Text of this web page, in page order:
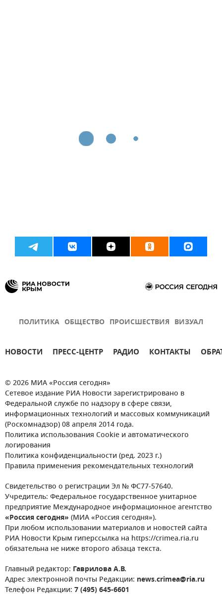
ПОЛИТИКА ОБЩЕСТВО ПРОИСШЕСТВИЯ ВИЗУАЛ
НОВОСТИ ПРЕСС-ЦЕНТР РАДИО КОНТАКТЫ
© 2026 МИА «Россия сегодня»
Сетевое издание РИА Новости зарегистрировано в
Федеральной службе по надзору в сфере связи,
информационных технологий и массовых коммуникаций
(Роскомнадзор) 08 апреля 2014 года.
Политика использования Cookie и автоматического
логирования
Политика конфиденциальности (ред. 2023 г.)
Правила применения рекомендательных технологий
Свидетельство о регистрации Эл № ФС77-57640.
Учредитель: Федеральное государственное унитарное
предприятие Международное информационное агентство
«Россия сегодня» (МИА «Россия сегодня»).
При любом использовании материалов и новостей сайта
РИА Новости Крым гиперссылка на https://crimea.ria.ru
обязательна не ниже второго абзаца текста.
Главный редактор: Гаврилова А.В.
Адрес электронной почты Редакции: news.crimea@ria.ru
Телефон Редакции: 7 (495) 645-6601